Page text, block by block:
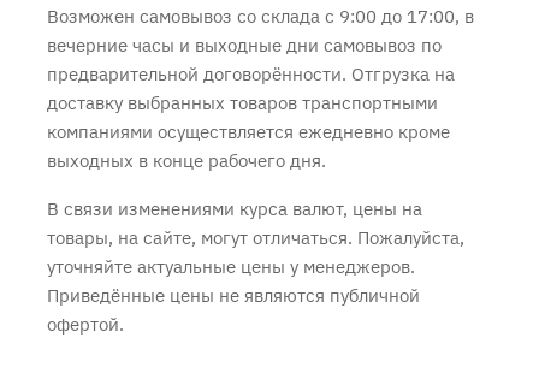
Возможен самовывоз со склада с 9:00 до 17:00, в
вечерние часы и выходные дни самовывоз по
предварительной договорённости. Отгрузка на
доставку выбранных товаров транспортными
компаниями осуществляется ежедневно кроме
выходных в конце рабочего дня.
В связи изменениями курса валют, цены на
товары, на сайте, могут отличаться. Пожалуйста,
уточняйте актуальные цены у менеджеров.
Приведённые цены не являются публичной
офертой.